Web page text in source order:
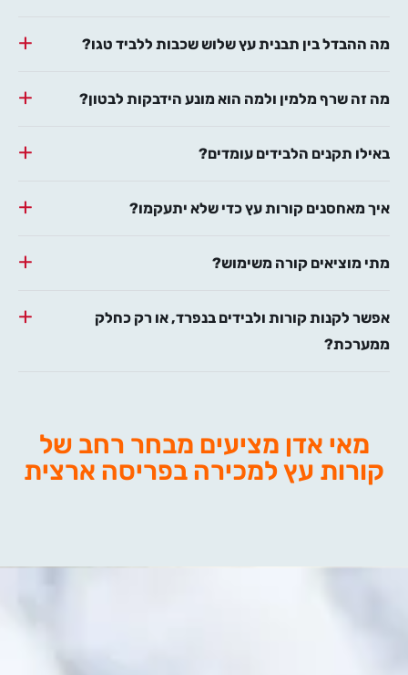
מה ההבדל בין תבנית עץ שלוש שכבות ללביד טגו?
מה זה שרף מלמין ולמה הוא מונע הידבקות לבטון?
באילו תקנים הלבידים עומדים?
איך מאחסנים קורות עץ כדי שלא יתעקמו?
מתי מוציאים קורה משימוש?
אפשר לקנות קורות ולבידים בנפרד, או רק כחלק
ממערכת?
מאי אדן מציעים מבחר רחב של
קורות עץ למכירה בפריסה ארצית